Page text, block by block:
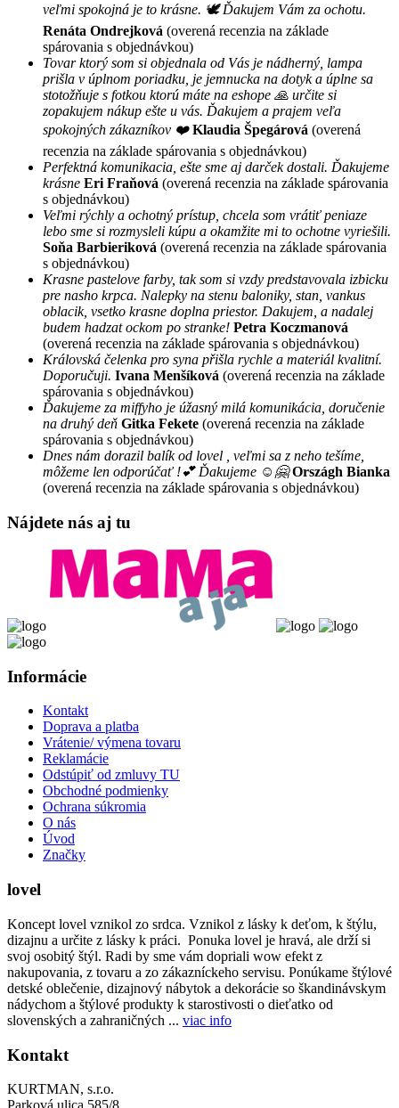
veľmi spokojná je to krásne. 🕊 Ďakujem Vám za ochotu.
Renáta Ondrejková (overená recenzia na základe
spárovania s objednávkou)
Tovar ktorý som si objednala od Vás je nádherný, lampa
prišla v úplnom poriadku, je jemnucka na dotyk a úplne sa
stotožňuje s fotkou ktorú máte na eshope 🙏 určite si
zopakujem nákup ešte u vás. Ďakujem a prajem veľa
spokojných zákazníkov ❤️ Klaudia Špegárová (overená
recenzia na základe spárovania s objednávkou)
Perfektná komunikacia, ešte sme aj darček dostali. Ďakujeme
krásne Eri Fraňová (overená recenzia na základe spárovania
s objednávkou)
Veľmi rýchly a ochotný prístup, chcela som vrátiť peniaze
lebo sme si rozmysleli kúpu a okamžite mi to ochotne vyriešili.
Soňa Barbieriková (overená recenzia na základe spárovania
s objednávkou)
Krasne pastelove farby, tak som si vzdy predstavovala izbicku
pre nasho krpca. Nalepky na stenu baloniky, stan, vankus
oblacik, vsetko krasne doplna priestor. Dakujem, a nadalej
budem hadzat ockom po stranke! Petra Koczmanová
(overená recenzia na základe spárovania s objednávkou)
Královská čelenka pro syna přišla rychle a materiál kvalitní.
Doporučuji. Ivana Menšíková (overená recenzia na základe
spárovania s objednávkou)
Ďakujeme za miffyho je úžasný milá komunikácia, doručenie
na druhý deň Gitka Fekete (overená recenzia na základe
spárovania s objednávkou)
Dnes nám dorazil balík od lovel , veľmi sa z neho tešíme,
môžeme len odporúčať !💕 Ďakujeme ☺️🤗 Országh Bianka
(overená recenzia na základe spárovania s objednávkou)
Nájdete nás aj tu
Informácie
Kontakt
Doprava a platba
Vrátenie/ výmena tovaru
Reklamácie
Odstúpiť od zmluvy TU
Obchodné podmienky
Ochrana súkromia
O nás
Úvod
Značky
lovel
Koncept lovel vznikol zo srdca. Vznikol z lásky k deťom, k štýlu,
dizajnu a určite z lásky k práci. Ponuka lovel je hravá, ale drží si
svoj osobitý štýl. Radi by sme vám dopriali wow efekt z
nakupovania, z tovaru a zo zákazníckeho servisu. Ponúkame štýlové
detské oblečenie, dizajnový nábytok a dekorácie so škandinávskym
nádychom a štýlové produkty k starostivosti o dieťatko od
slovenských a zahraničných ... viac info
Kontakt
KURTMAN, s.r.o.